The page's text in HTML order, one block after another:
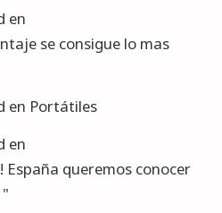
en
se consigue lo mas
en Portátiles
en
España queremos conocer